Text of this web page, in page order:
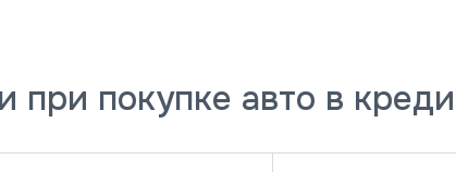
при покупке авто в